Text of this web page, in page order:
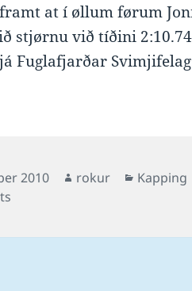
at í øllum førum
stjørnu við tíðini
Fuglafjarðar
2010 Author
rokur Kapping